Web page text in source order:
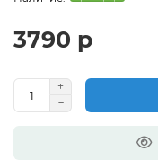
3790 р